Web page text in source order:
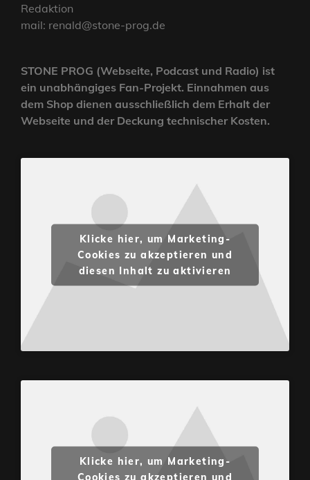
Redaktion
mail: renald@stone-prog.de
STONE PROG (Webseite, Podcast und Radio) ist
ein unabhängiges Fan-Projekt. Einnahmen aus
dem Shop dienen ausschließlich dem Erhalt der
Webseite und der Deckung technischer Kosten.
Klicke hier, um Marketing-
Cookies zu akzeptieren und
diesen Inhalt zu aktivieren
Klicke hier, um Marketing-
Cookies zu akzeptieren und